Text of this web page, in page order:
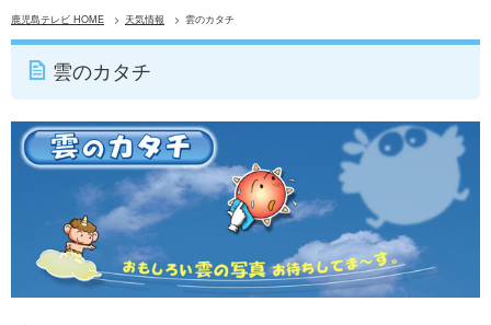
鹿児島テレビ HOME 天気情報 雲のカタチ
雲のカタチ